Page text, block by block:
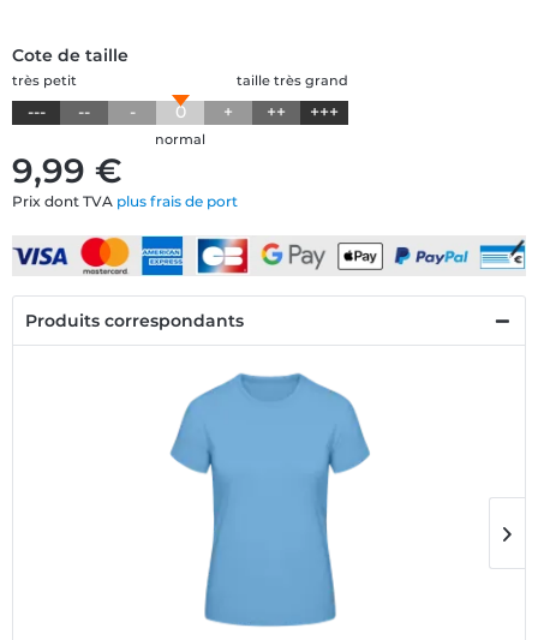
9,99 €
Prix dont TVA plus frais de port
Cote de taille
taille très grand
très petit
--- -- - 0 + ++ +++
normal
Produits correspondants